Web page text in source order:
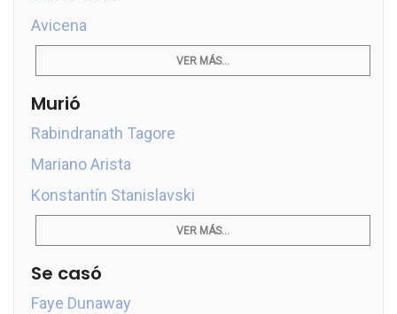
Avicena
VER MÁS...
Murió
Rabindranath Tagore
Mariano Arista
Konstantín Stanislavski
VER MÁS...
Se casó
Faye Dunaway